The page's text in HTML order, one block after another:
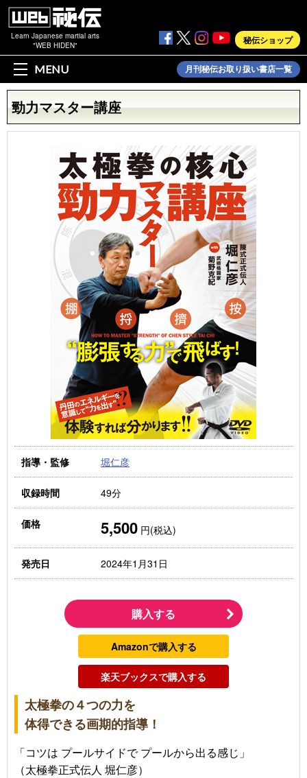
Learn Japanese martial arts
"WEB HIDEN"
秘伝ショップ
MENU 月刊秘伝お取り扱い書店一覧
勁力マスター講座
指導・監修 堀仁彦
収録時間 49分
価格 5,500 円(税込)
発売日 2024年1月31日
購入する
Amazonで購入する
楽天ブックスで購入する
太極拳の４つの力を
体得できる画期的指導！
「コツは プールサイドで プールから出る感じ」
（太極拳正式伝人 堀仁彦）